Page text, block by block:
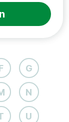
G
N
U